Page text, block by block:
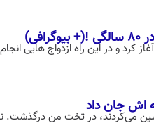
کرد و در این راه ازدواج هایی
او را تحسین می‌کردند، در تخت من